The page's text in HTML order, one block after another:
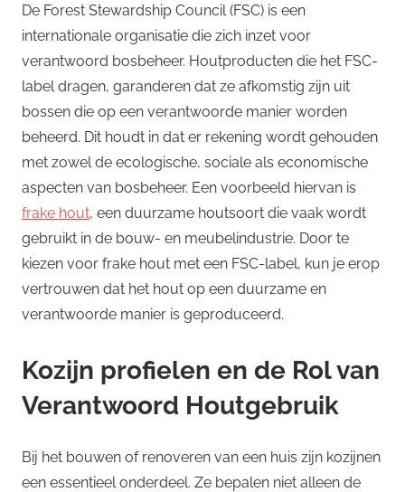
De Forest Stewardship Council (FSC) is een
internationale organisatie die zich inzet voor
verantwoord bosbeheer. Houtproducten die het FSC-
label dragen, garanderen dat ze afkomstig zijn uit
bossen die op een verantwoorde manier worden
beheerd. Dit houdt in dat er rekening wordt gehouden
met zowel de ecologische, sociale als economische
aspecten van bosbeheer. Een voorbeeld hiervan is
frake hout, een duurzame houtsoort die vaak wordt
gebruikt in de bouw- en meubelindustrie. Door te
kiezen voor frake hout met een FSC-label, kun je erop
vertrouwen dat het hout op een duurzame en
verantwoorde manier is geproduceerd.
Kozijn profielen en de Rol van
Verantwoord Houtgebruik
Bij het bouwen of renoveren van een huis zijn kozijnen
een essentieel onderdeel. Ze bepalen niet alleen de